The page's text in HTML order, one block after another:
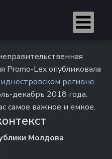
Promo-Lex опубликовала
регионе
декабрь 2018 года.
самое важное и емкое.
Молдова